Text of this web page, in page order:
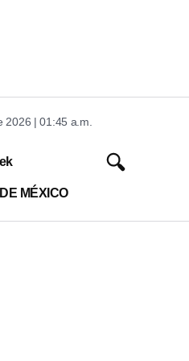
2026 | 01:45 a.m.
MÉXICO